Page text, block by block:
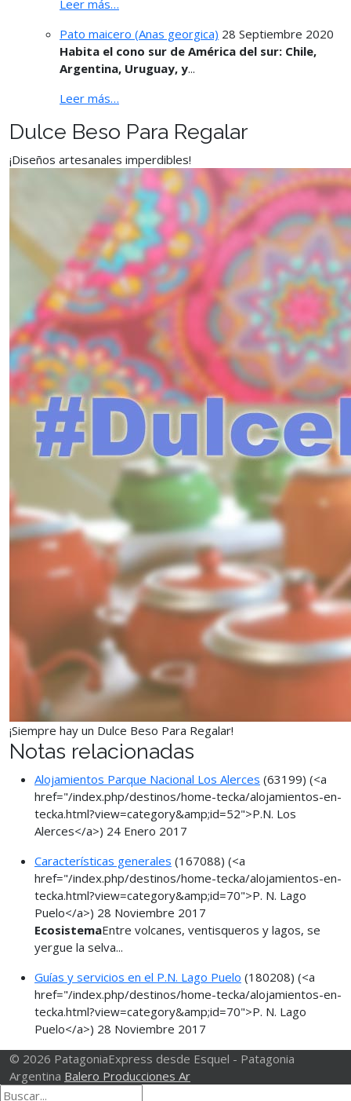
Leer más…
Pato maicero (Anas georgica) 28 Septiembre 2020
Habita el cono sur de América del sur: Chile,
Argentina, Uruguay, y...
Leer más…
Dulce Beso Para Regalar
¡Diseños artesanales imperdibles!
¡Siempre hay un Dulce Beso Para Regalar!
Notas relacionadas
Alojamientos Parque Nacional Los Alerces (63199) (<a
href="/index.php/destinos/home-tecka/alojamientos-en-
tecka.html?view=category&amp;id=52">P.N. Los
Alerces</a>) 24 Enero 2017
Características generales (167088) (<a
href="/index.php/destinos/home-tecka/alojamientos-en-
tecka.html?view=category&amp;id=70">P. N. Lago
Puelo</a>) 28 Noviembre 2017
EcosistemaEntre volcanes, ventisqueros y lagos, se
yergue la selva...
Guías y servicios en el P.N. Lago Puelo (180208) (<a
href="/index.php/destinos/home-tecka/alojamientos-en-
tecka.html?view=category&amp;id=70">P. N. Lago
Puelo</a>) 28 Noviembre 2017
© 2026 PatagoniaExpress desde Esquel - Patagonia
Argentina Balero Producciones Ar